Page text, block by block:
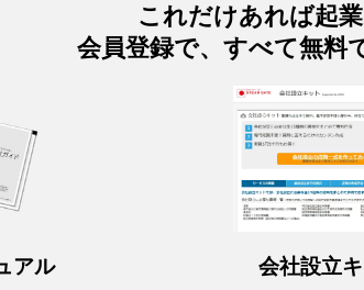
これだけあれば起
会員登録で、すべて無料
アル 会社設立